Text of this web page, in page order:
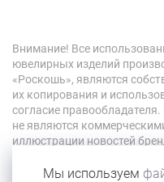
Внимание! Все
ювелирных изделий
«Роскошь», являются
их копирования и
согласие
не являются
иллюстрации новостей
Мы используем